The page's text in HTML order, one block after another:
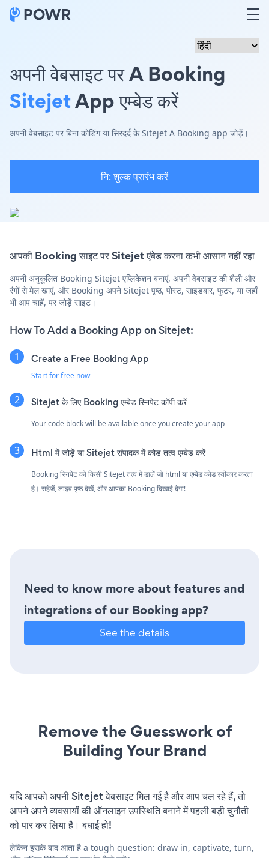
अपनी वेबसाइट पर A Booking
SitejetApp एम्बेड करें
अपनी वेबसाइट पर बिना कोडिंग या सिरदर्द के Sitejet A Booking app जोड़ें।
नि: शुल्क प्रारंभ करें
आपकी Booking साइट पर Sitejet एंबेड करना कभी आसान नहीं रहा
अपनी अनुकूलित Booking Sitejet एप्लिकेशन बनाएं, अपनी वेबसाइट की शैली और
रंगों से मेल खाएं, और Booking अपने Sitejet पृष्ठ, पोस्ट, साइडबार, फुटर, या जहाँ
भी आप चाहें, पर जोड़ें साइट।
How To Add a Booking App on Sitejet:
Create a Free Booking App
Start for free now
Sitejet के लिए Booking एम्बेड स्निपेट कॉपी करें
Your code block will be available once you create your app
Html में जोड़ें या Sitejet संपादक में कोड तत्व एम्बेड करें
Booking स्निपेट को किसी Sitejet तत्व में डालें जो html या एम्बेड कोड स्वीकार करता
है। सहेजें, लाइव पृष्ठ देखें, और आपका Booking दिखाई देगा!
Need to know more about features and
integrations of our Booking app?
See the details
Remove the Guesswork of
Building Your Brand
यदि आपको अपनी Sitejet वेबसाइट मिल गई है और आप चल रहे हैं, तो
आपने अपने व्यवसायों की ऑनलाइन उपस्थिति बनाने में पहली बड़ी चुनौती
को पार कर लिया है। बधाई हो!
लेकिन इसके बाद आता है a tough question: draw in, captivate, turn,